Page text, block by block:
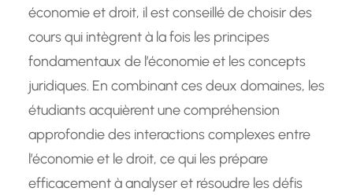
économie et droit, il est conseillé de choisir des
cours qui intègrent à la fois les principes
fondamentaux de l’économie et les concepts
juridiques. En combinant ces deux domaines, les
étudiants acquièrent une compréhension
approfondie des interactions complexes entre
l’économie et le droit, ce qui les prépare
efficacement à analyser et résoudre les défis